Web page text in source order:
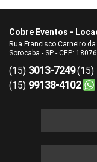
Cobre Eventos -
Rua Francisco Carneiro
Sorocaba - SP - CEP:
(15) 3013-7249(15)
(15) 99138-4102